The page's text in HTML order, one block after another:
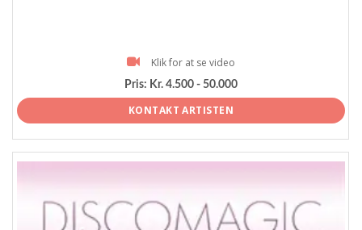
Klik for at se video
Pris: Kr. 4.500 - 50.000
KONTAKT ARTISTEN